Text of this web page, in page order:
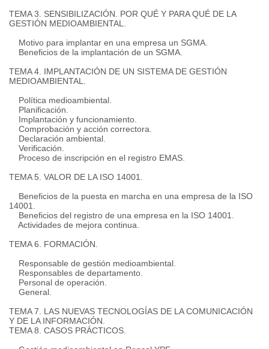
TEMA 3. SENSIBILIZACIÓN. POR QUÉ Y PARA QUÉ DE LA
GESTIÓN MEDIOAMBIENTAL.
Motivo para implantar en una empresa un SGMA.
Beneficios de la implantación de un SGMA.
TEMA 4. IMPLANTACIÓN DE UN SISTEMA DE GESTIÓN
MEDIOAMBIENTAL.
Política medioambiental.
Planificación.
Implantación y funcionamiento.
Comprobación y acción correctora.
Declaración ambiental.
Verificación.
Proceso de inscripción en el registro EMAS.
TEMA 5. VALOR DE LA ISO 14001.
Beneficios de la puesta en marcha en una empresa de la ISO
14001.
Beneficios del registro de una empresa en la ISO 14001.
Actividades de mejora continua.
TEMA 6. FORMACIÓN.
Responsable de gestión medioambiental.
Responsables de departamento.
Personal de operación.
General.
TEMA 7. LAS NUEVAS TECNOLOGÍAS DE LA COMUNICACIÓN
Y DE LA INFORMACIÓN.
TEMA 8. CASOS PRÁCTICOS.